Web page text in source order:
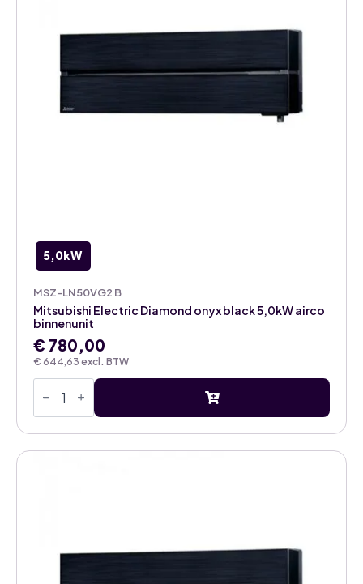
5,0kW
MSZ-LN50VG2 B
€ 644,63 excl. BTW
Mitsubishi Electric Diamond onyx black 5,0kW airco
binnenunit
€ 780,00
Mitsubishi
Electric
onyx
black
5,0kW